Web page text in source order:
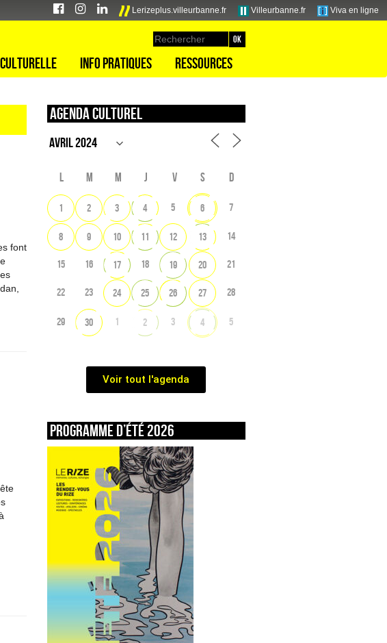
Lerizeplus.villeurbanne.fr Villeurbanne.fr Viva en ligne
culturelle Info pratiques Ressources
font
Agenda culturel
L M M J V S D
1 2 3 4 5 6 7
8 9 10 11 12 13 14
15 16 17 18 19 20 21
22 23 24 25 26 27 28
29 30 1 2 3 4 5
Voir tout l'agenda
Programme d’été 2026